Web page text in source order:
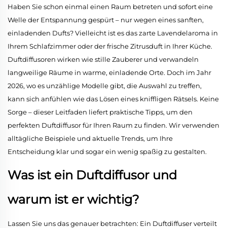
Haben Sie schon einmal einen Raum betreten und sofort eine
Welle der Entspannung gespürt – nur wegen eines sanften,
einladenden Dufts? Vielleicht ist es das zarte Lavendelaroma in
Ihrem Schlafzimmer oder der frische Zitrusduft in Ihrer Küche.
Duftdiffusoren wirken wie stille Zauberer und verwandeln
langweilige Räume in warme, einladende Orte. Doch im Jahr
2026, wo es unzählige Modelle gibt, die Auswahl zu treffen,
kann sich anfühlen wie das Lösen eines kniffligen Rätsels. Keine
Sorge – dieser Leitfaden liefert praktische Tipps, um den
perfekten Duftdiffusor für Ihren Raum zu finden. Wir verwenden
alltägliche Beispiele und aktuelle Trends, um Ihre
Entscheidung klar und sogar ein wenig spaßig zu gestalten.
Was ist ein Duftdiffusor und
warum ist er wichtig?
Lassen Sie uns das genauer betrachten: Ein Duftdiffuser verteilt